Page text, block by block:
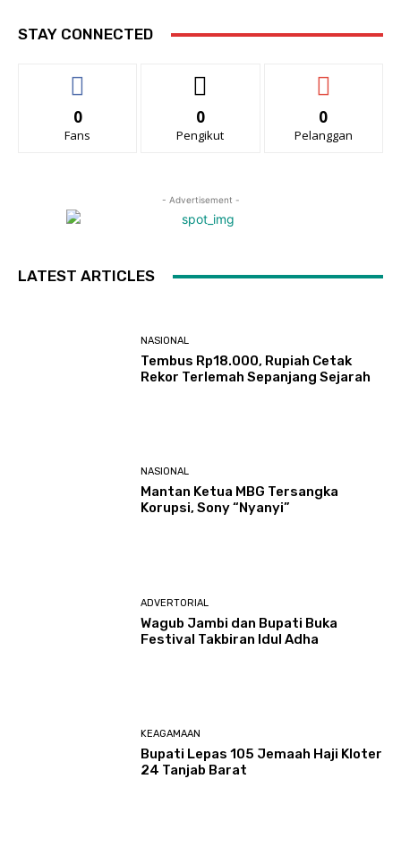
STAY CONNECTED
0
Fans
0
Pengikut
0
Pelanggan
- Advertisement -
LATEST ARTICLES
NASIONAL
Tembus Rp18.000, Rupiah Cetak
Rekor Terlemah Sepanjang Sejarah
NASIONAL
Mantan Ketua MBG Tersangka
Korupsi, Sony “Nyanyi”
ADVERTORIAL
Wagub Jambi dan Bupati Buka
Festival Takbiran Idul Adha
KEAGAMAAN
Bupati Lepas 105 Jemaah Haji Kloter
24 Tanjab Barat